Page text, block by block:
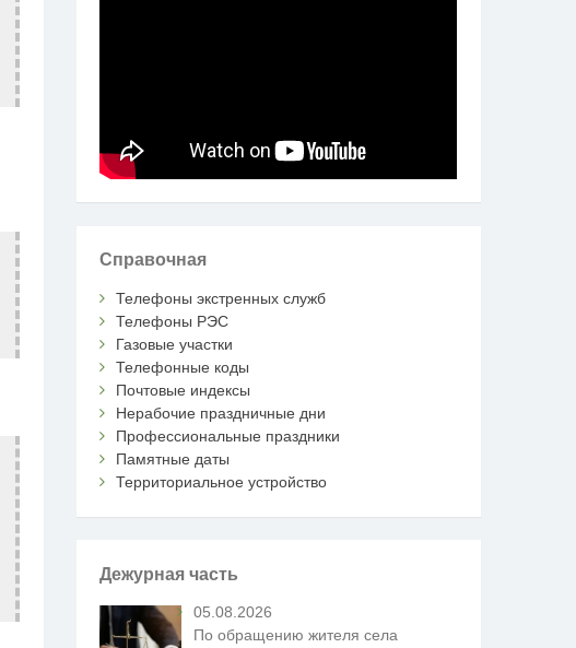
Справочная
Телефоны экстренных служб
Телефоны РЭС
Газовые участки
Телефонные коды
Почтовые индексы
Нерабочие праздничные дни
Профессиональные праздники
Памятные даты
Территориальное устройство
Дежурная часть
05.08.2026
По обращению жителя села